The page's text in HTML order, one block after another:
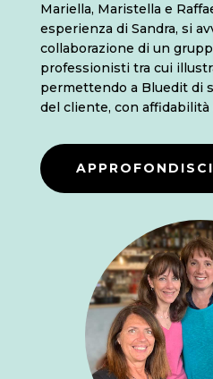
Mariella, Maristella e
esperienza di Sandra, si
collaborazione di un
professionisti tra cui
permettendo a Bluedit di
del cliente, con
APPROFONDISCI